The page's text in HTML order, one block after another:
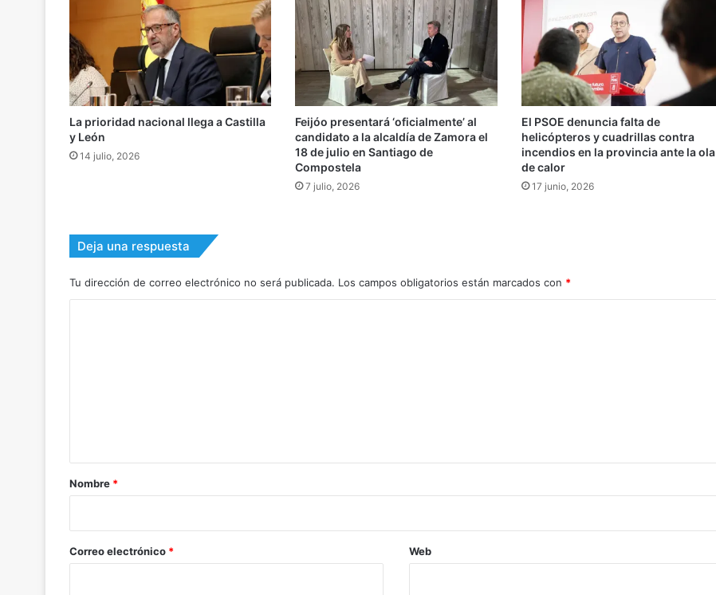
La prioridad nacional llega a Castilla
y León
14 julio, 2026
Feijóo presentará ‘oficialmente’ al
candidato a la alcaldía de Zamora el
18 de julio en Santiago de
Compostela
7 julio, 2026
El PSOE denuncia falta de
helicópteros y cuadrillas contra
incendios en la provincia ante la ola
de calor
17 junio, 2026
Deja una respuesta
Tu dirección de correo electrónico no será publicada. Los campos obligatorios están marcados con *
r
*
Nombre *
Correo electrónico * Web